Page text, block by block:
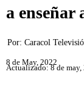
a enseñar
Por: Caracol
8 de May, 2022
Actualizado: 8 de may,